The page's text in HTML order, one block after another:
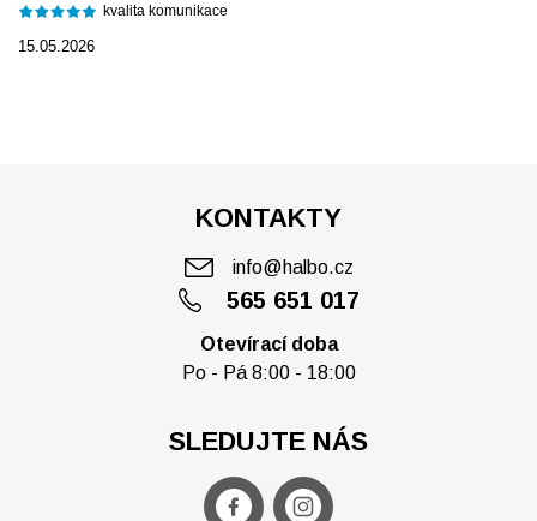
kvalita komunikace
15.05.2026
KONTAKTY
565 651 017
info@halbo.cz
Otevírací doba
Po - Pá 8:00 - 18:00
SLEDUJTE NÁS